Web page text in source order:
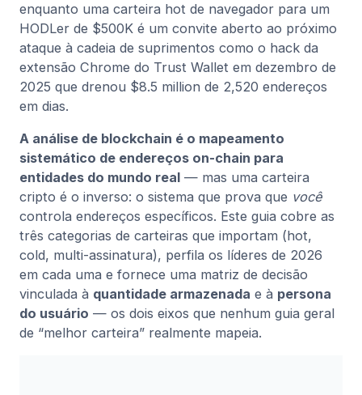
enquanto uma carteira hot de navegador para um
HODLer de $500K é um convite aberto ao próximo
ataque à cadeia de suprimentos como o hack da
extensão Chrome do Trust Wallet em dezembro de
2025 que drenou $8.5 million de 2,520 endereços
em dias.
A análise de blockchain é o mapeamento
sistemático de endereços on-chain para
entidades do mundo real — mas uma carteira
cripto é o inverso: o sistema que prova que você
controla endereços específicos. Este guia cobre as
três categorias de carteiras que importam (hot,
cold, multi-assinatura), perfila os líderes de 2026
em cada uma e fornece uma matriz de decisão
vinculada à quantidade armazenada e à persona
do usuário — os dois eixos que nenhum guia geral
de “melhor carteira” realmente mapeia.